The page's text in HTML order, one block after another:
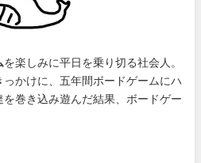
を楽しみに平日を乗り切る社会人。
っかけに、 五年間ボードゲームにハ
を巻き込み遊んだ結果、ボードゲー